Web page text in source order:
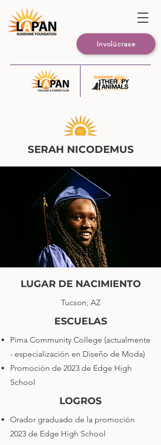
Involúcrase
SERAH NICODEMUS
LUGAR DE NACIMIENTO
Tucson, AZ
ESCUELAS
Pima Community College (actualmente
- especialización en Diseño de Moda)
Promoción de 2023 de Edge High
School
LOGROS
Orador graduado de la promoción
2023 de Edge High School